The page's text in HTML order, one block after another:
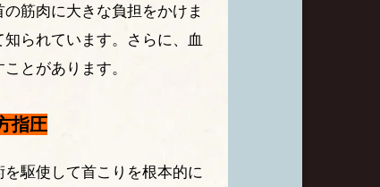
筋肉に大きな負担をかけま
られています。さらに、血
とがあります。
指圧
駆使して首こりを根本的に